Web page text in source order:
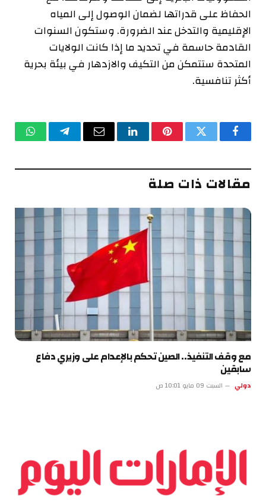
الحفاظ على قدراتها لضمان الوصول إلى المياه
الإقليمية والتدخل عند الضرورة. وستكون السنوات
القادمة حاسمة في تحديد ما إذا كانت الولايات
المتحدة ستتمكن من التكيف والازدهار في بيئة بحرية
أكثر تنافسية.
فيسبوكتويتر بينتيريستلينكدإنالبريد تيلقرام
مقالات ذات صلة
مع وقف التنفيذ.. الصين تحكم بالإعدام على وزيري دفاع
سابقين
دولي السبت 09 مايو 10:01 ص